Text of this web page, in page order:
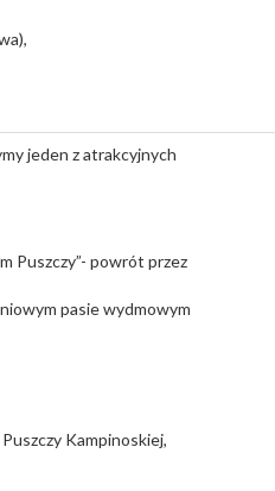
jeden z atrakcyjnych
Puszczy”- powrót przez
pasie wydmowym
Kampinoskiej,